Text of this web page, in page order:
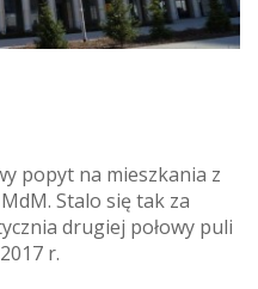
popyt na mieszkania z
Stalo się tak za
drugiej połowy puli
r.